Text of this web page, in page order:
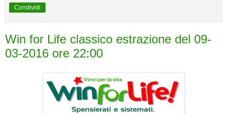
Condividi
Win for Life classico estrazione del 09-
03-2016 ore 22:00